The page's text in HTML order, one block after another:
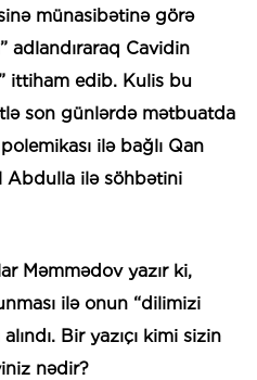
münasibətinə görə
adlandıraraq Cavidin
ittiham edib. Kulis bu
son günlərdə mətbuatda
ilə bağlı Qan
Abdulla ilə söhbətini
Məmmədov yazır ki,
ilə onun “dilimizi
Bir yazıçı kimi sizin
nədir?